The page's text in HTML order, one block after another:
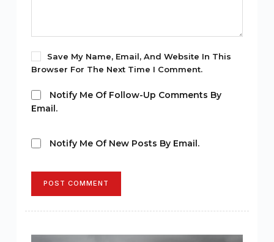
Save My Name, Email, And Website In This
Browser For The Next Time I Comment.
Notify Me Of Follow-Up Comments By
Email.
Notify Me Of New Posts By Email.
POST COMMENT